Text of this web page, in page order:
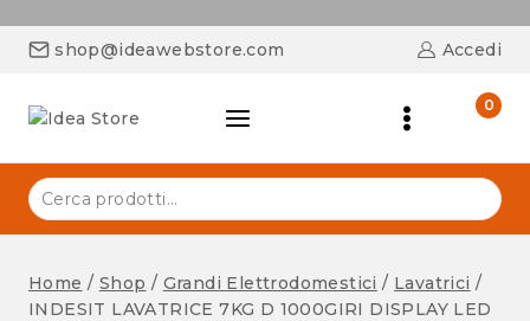
shop@ideawebstore.com Accedi
0
Home / Shop / Grandi Elettrodomestici / Lavatrici /
INDESIT LAVATRICE 7KG D 1000GIRI DISPLAY LED